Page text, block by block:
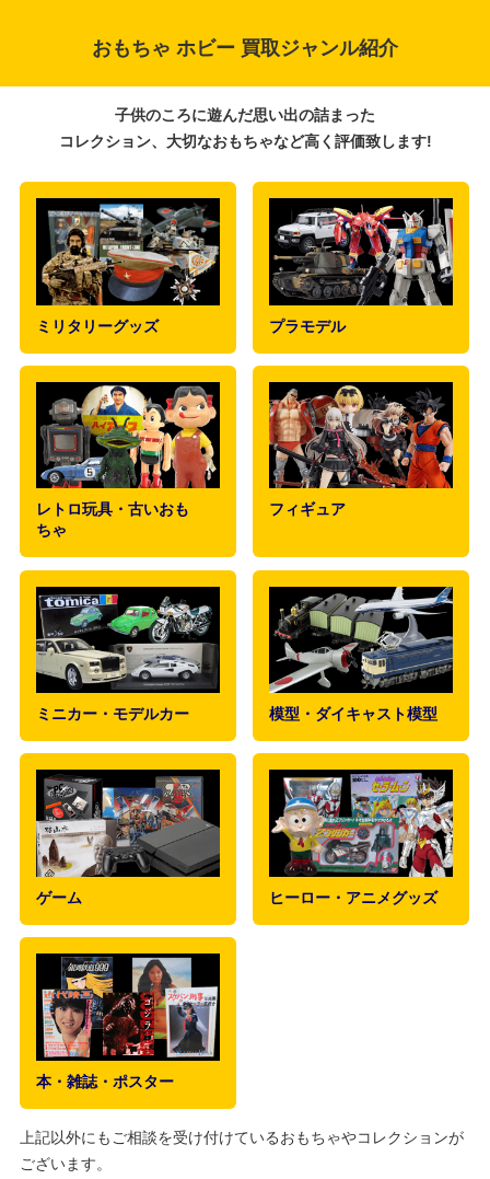
おもちゃ ホビー 買取ジャンル紹介
子供のころに遊んだ思い出の詰まった
コレクション、大切なおもちゃなど高く評価致します!
ミリタリーグッズ プラモデル
レトロ玩具・古いおも
ちゃ
フィギュア
ミニカー・モデルカー 模型・ダイキャスト模型
ゲーム ヒーロー・アニメグッズ
本・雑誌・ポスター
上記以外にもご相談を受け付けているおもちゃやコレクションが
ございます。